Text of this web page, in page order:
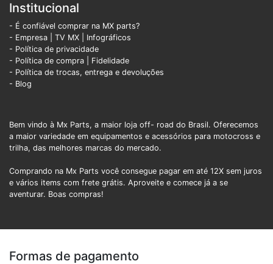
Institucional
- É confiável comprar na MX parts?
- Empresa
TV MX
Infográficos
- Política de privacidade
- Política de compra | Fidelidade
- Política de trocas, entrega e devoluções
- Blog
Bem vindo à Mx Parts, a maior loja off- road do Brasil. Oferecemos
a maior variedade em equipamentos e acessórios para motocross e
trilha, das melhores marcas do mercado.
Comprando na Mx Parts você consegue pagar em até 12X sem juros
e vários items com frete grátis. Aproveite e comece já a se
aventurar. Boas compras!
Formas de pagamento